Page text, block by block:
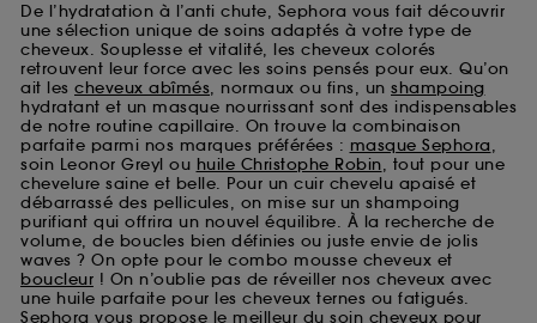
De l’hydratation à l’anti chute, Sephora vous fait découvrir
une sélection unique de soins adaptés à votre type de
cheveux. Souplesse et vitalité, les cheveux colorés
retrouvent leur force avec les soins pensés pour eux. Qu’on
ait les cheveux abîmés, normaux ou fins, un shampoing
hydratant et un masque nourrissant sont des indispensables
de notre routine capillaire. On trouve la combinaison
parfaite parmi nos marques préférées : masque Sephora,
soin Leonor Greyl ou huile Christophe Robin, tout pour une
chevelure saine et belle. Pour un cuir chevelu apaisé et
débarrassé des pellicules, on mise sur un shampoing
purifiant qui offrira un nouvel équilibre. À la recherche de
volume, de boucles bien définies ou juste envie de jolis
waves ? On opte pour le combo mousse cheveux et
boucleur ! On n’oublie pas de réveiller nos cheveux avec
une huile parfaite pour les cheveux ternes ou fatigués.
Sephora vous propose le meilleur du soin cheveux pour